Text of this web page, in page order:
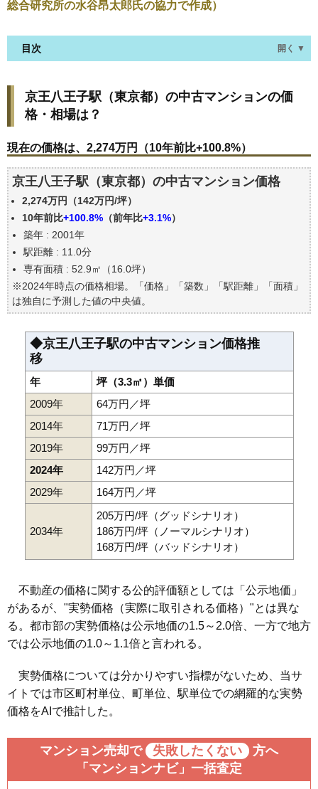
総合研究所の水谷昂太郎氏の協力で作成）
目次 開く ▼
場は？
現在の価格は、2,274万円（10年前比+100.8%）
価格を詳細に分析しよう
築年数で価格はどうなる？
京王八王子駅(東京都)の中古マンションの過去の売買
事例
公示地価はいくら
エリアの将来性を人口予想から検討しよう
自分の年収でいくらの不動産が買える？
京王八王子駅（東京都）の中古マンションの価
格・相場は？
現在の価格は、2,274万円（10年前比+100.8%）
京王八王子駅（東京都）の中古マンション価格
2,274万円（142万円/坪）
10年前比+100.8% （前年比+3.1%）
築年 : 2001年
駅距離 : 11.0分
専有面積 : 52.9㎡（16.0坪）
※2024年時点の価格相場。「価格」「築数」「駅距離」「面積」
は独自に予測した値の中央値。
◆京王八王子駅の中古マンション価格推
移
年
坪（3.3㎡）単価
2009年
64万円／坪
2014年
71万円／坪
2019年
99万円／坪
2024年
142万円／坪
2029年
164万円／坪
2034年
205万円/坪（グッドシナリオ）
186万円/坪（ノーマルシナリオ）
168万円/坪（バッドシナリオ）
不動産の価格に関する公的評価額としては「公示地価」
があるが、"実勢価格（実際に取引される価格）"とは異な
る。都市部の実勢価格は公示地価の1.5～2.0倍、一方で地方
では公示地価の1.0～1.1倍と言われる。
実勢価格については分かりやすい指標がないため、当サ
イトでは市区町村単位、町単位、駅単位での網羅的な実勢
価格をAIで推計した。
マンション売却で 失敗したくない
方へ
「マンションナビ」一括査定